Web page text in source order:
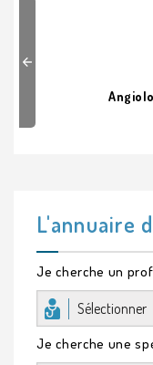
Previous
Angiologie – Médecine
L'annuaire
Je cherche un
Sélectionner
Je cherche une